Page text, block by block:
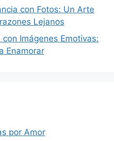
con Fotos: Un Arte
Lejanos
Imágenes Emotivas:
Enamorar
por Amor